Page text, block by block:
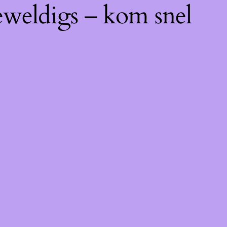
– kom snel